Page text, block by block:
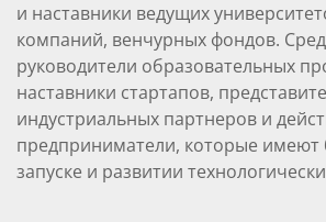
и наставники ведущих
компаний, венчурных фондов.
руководители образовательных
наставники стартапов,
индустриальных партнеров и
предприниматели, которые
запуске и развитии